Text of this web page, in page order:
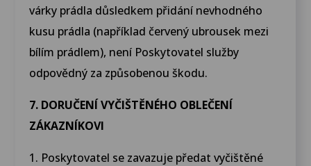
várky prádla důsledkem přidání nevhodného
kusu prádla (například červený ubrousek mezi
bílím prádlem), není Poskytovatel služby
odpovědný za způsobenou škodu.
7. DORUČENÍ VYČIŠTĚNÉHO OBLEČENÍ
ZÁKAZNÍKOVI
1. Poskytovatel se zavazuje předat vyčištěné